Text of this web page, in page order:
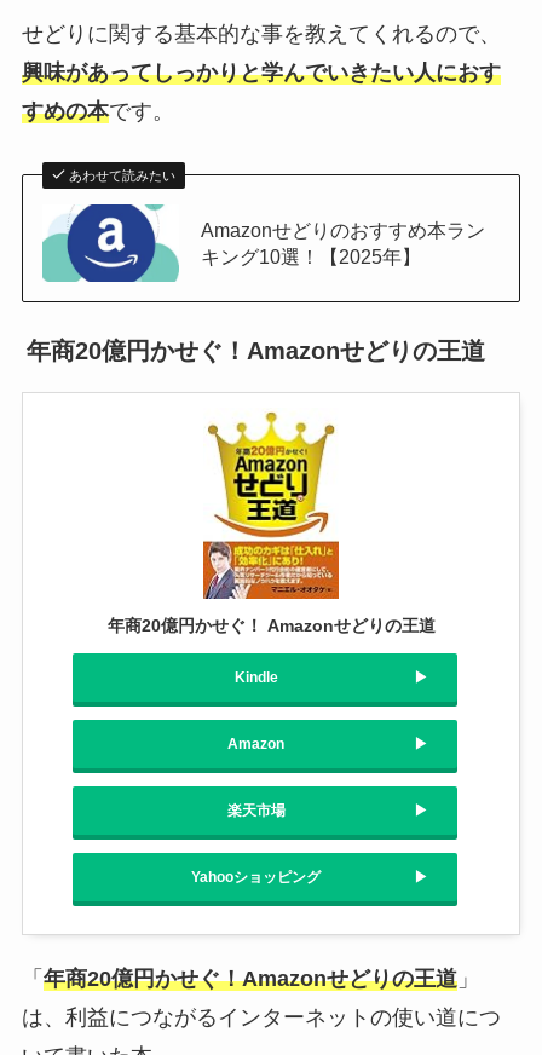
せどりに関する基本的な事を教えてくれるので、
興味があってしっかりと学んでいきたい人におす
すめの本です。
あわせて読みたい
Amazonせどりのおすすめ本ラン
キング10選！【2025年】
年商20億円かせぐ！Amazonせどりの王道
年商20億円かせぐ！ Amazonせどりの王道
Kindle
Amazon
楽天市場
Yahooショッピング
「 年商20億円かせぐ！Amazonせどりの王道」
は、利益につながるインターネットの使い道につ